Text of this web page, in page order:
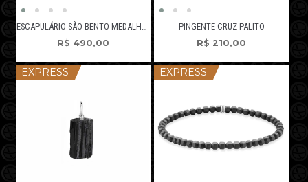
R$ 490,00
PINGENTE CRUZ PALITO
R$ 210,00
EXPRESS EXPRESS